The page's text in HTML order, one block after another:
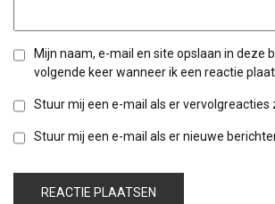
Mijn naam, e-mail en site opslaan in deze
volgende keer wanneer ik een reactie
Stuur mij een e-mail als er vervolgreacties
Stuur mij een e-mail als er nieuwe